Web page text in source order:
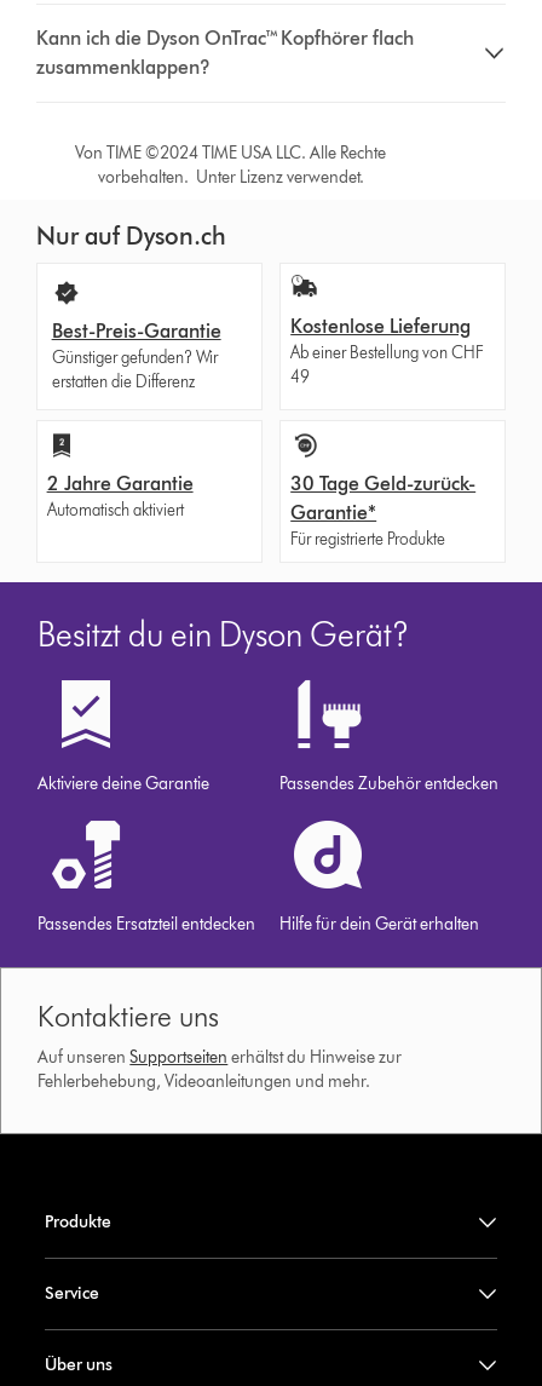
Kann ich die Dyson OnTrac™ Kopfhörer flach
zusammenklappen?
Von TIME ©2024 TIME USA LLC. Alle Rechte
vorbehalten. Unter Lizenz verwendet.
Nur auf Dyson.ch
Best-Preis-Garantie
Günstiger gefunden? Wir
erstatten die Differenz
Kostenlose Lieferung
Ab einer Bestellung von CHF
49
2 Jahre Garantie
Automatisch aktiviert
30 Tage Geld-zurück-
Garantie*
Für registrierte Produkte
Besitzt du ein Dyson Gerät?
Aktiviere deine Garantie Passendes Zubehör entdecken
Passendes Ersatzteil entdecken Hilfe für dein Gerät erhalten
Kontaktiere uns
Auf unserenSupportseiten erhältst du Hinweise zur
Fehlerbehebung, Videoanleitungen und mehr.
Produkte
Service
Über uns